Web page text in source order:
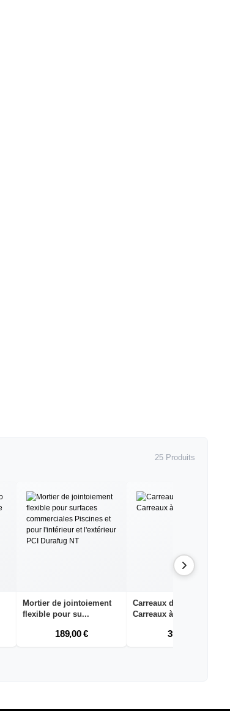
25 Produits
Mortier de jointoiement
flexible pour su...
189,00 €
Carreaux de mur Metro
Carreaux à facette...
39,90 €